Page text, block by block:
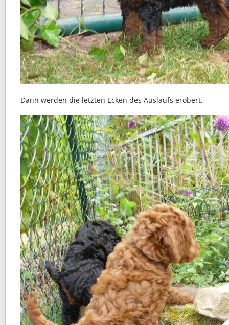
Dann werden die letzten Ecken des Auslaufs erobert.